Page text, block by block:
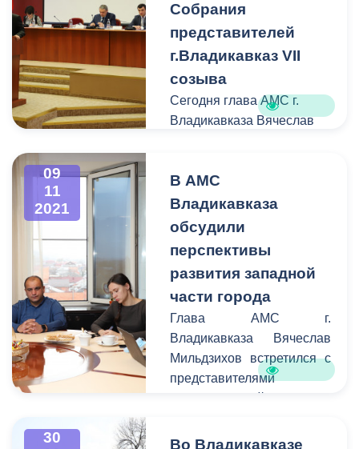
Собрания
представителей
г.Владикавказ VII
созыва
Сегодня глава АМС г.
Владикавказа Вячеслав
сессии Собрания
представителей
г.Владикавказ VII созыва
главы МО Русланбека
Икаева.
09
11
2021
В АМС
Владикавказа
обсудили
перспективы
развития западной
части города
Глава АМС г.
Владикавказа Вячеслав
Мильдзихов встретился с
представителями
партнеры» и английского
30
Во Владикавказе